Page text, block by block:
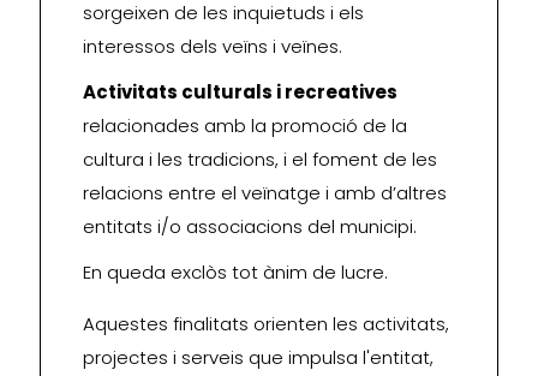
sorgeixen de les inquietuds i els
interessos dels veïns i veïnes.
Activitats culturals i recreatives
relacionades amb la promoció de la
cultura i les tradicions, i el foment de les
relacions entre el veïnatge i amb d’altres
entitats i/o associacions del municipi.
En queda exclòs tot ànim de lucre.
Aquestes finalitats orienten les activitats,
projectes i serveis que impulsa l'entitat,